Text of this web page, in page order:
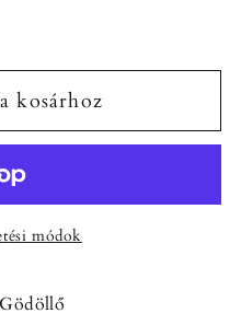
kosárhoz
módok
Gödöllő